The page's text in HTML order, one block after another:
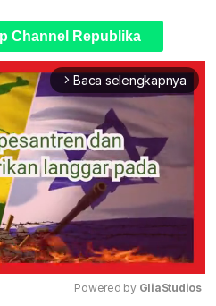
Channel Republika
arrow_forward_ios Baca selengkapnya
Powered by GliaStudios